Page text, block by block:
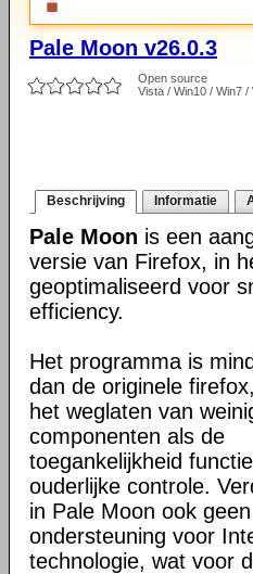
Pale Moon v26.0.3
Open source
Vista / Win10 / Win7 /
Beschrijving Informatie
Pale Moon is een
versie van Firefox, in
geoptimaliseerd voor
efficiency.
Het programma is
dan de originele
het weglaten van
componenten als de
toegankelijkheid
ouderlijke controle.
in Pale Moon ook geen
ondersteuning voor
technologie, wat voor